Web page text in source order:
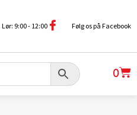
Lør: 9:00 - 12:00 Følg os på Facebook
0